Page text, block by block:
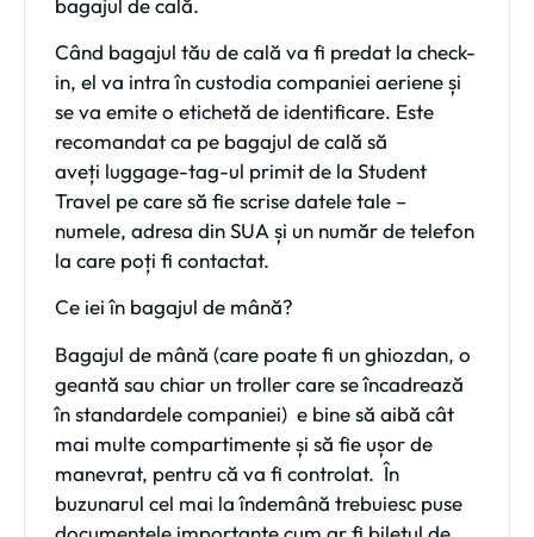
Când bagajul tău de cală va fi predat la check-
in, el va intra în custodia companiei aeriene și
se va emite o etichetă de identificare. Este
recomandat ca pe bagajul de cală să
aveți luggage-tag-ul primit de la Student
Travel pe care să fie scrise datele tale –
numele, adresa din SUA și un număr de telefon
la care poți fi contactat.
Ce iei în bagajul de mână?
Bagajul de mână (care poate fi un ghiozdan, o
geantă sau chiar un troller care se încadrează
în standardele companiei) e bine să aibă cât
mai multe compartimente și să fie ușor de
manevrat, pentru că va fi controlat. În
buzunarul cel mai la îndemână trebuiesc puse